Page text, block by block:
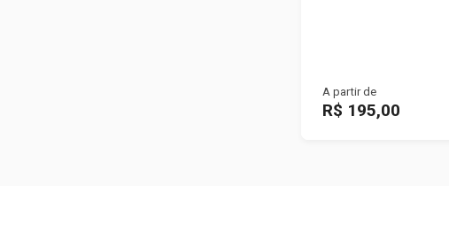
A partir de
R$ 195,00